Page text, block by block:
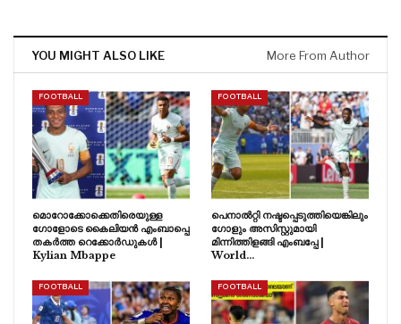
YOU MIGHT ALSO LIKE More From Author
FOOTBALL
മൊറോക്കോക്കെതിരെയുള്ള
ഗോളോടെ കൈലിയൻ എംബാപ്പെ
തകർത്ത റെക്കോർഡുകൾ |
Kylian Mbappe
FOOTBALL
പെനാൽറ്റി നഷ്ടപ്പെടുത്തിയെങ്കിലും
ഗോളും അസിസ്റ്റുമായി
മിന്നിത്തിളങ്ങി എംബപ്പേ |
World…
FOOTBALL FOOTBALL